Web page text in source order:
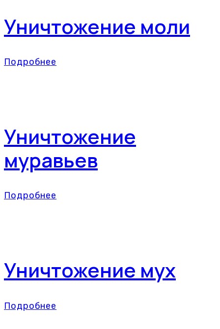
Уничтожение моли
Подробнее
Уничтожение
муравьев
Подробнее
Уничтожение мух
Подробнее